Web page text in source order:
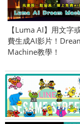
【Luma AI】用文字
費生成AI影片！
Machine教學！